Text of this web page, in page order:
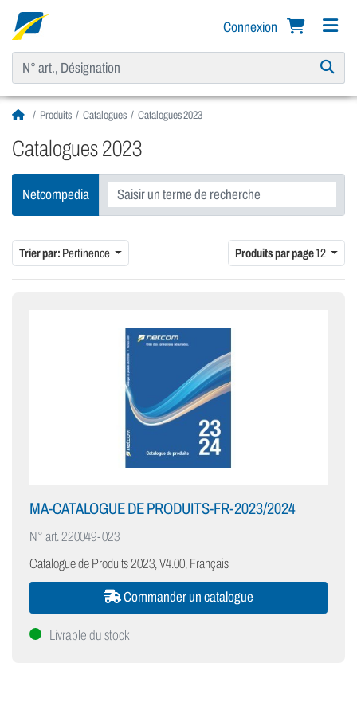
Connexion
Produits Catalogues Catalogues 2023
Catalogues 2023
Netcompedia
Trier par: Pertinence Produits par page12
MA-CATALOGUE DE PRODUITS-FR-2023/2024
N° art.220049-023
Catalogue de Produits 2023, V4.00, Français
Commander un catalogue
Livrable du stock